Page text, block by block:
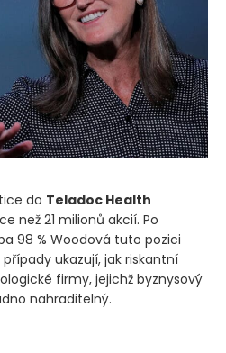
do Teladoc Health
než 21 milionů akcií. Po
98 % Woodová tuto pozici
ukazují, jak riskantní
firmy, jejichž byznysový
nahraditelný.